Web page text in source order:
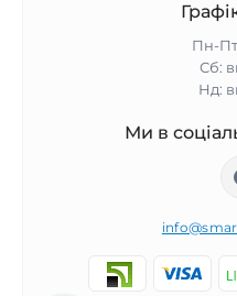
Пн-
Сб:
Нд:
Ми в